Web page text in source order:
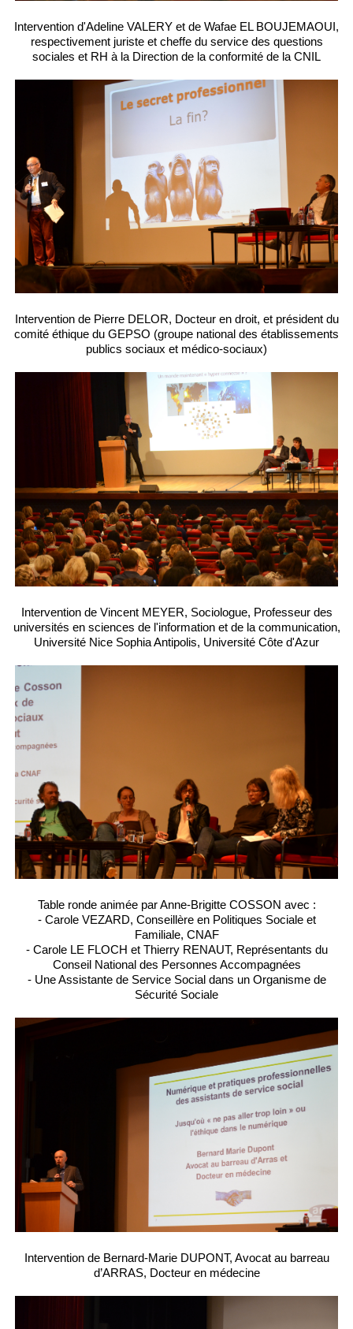
Intervention d'Adeline VALERY et de Wafae EL BOUJEMAOUI,
respectivement juriste et cheffe du service des questions
sociales et RH à la Direction de la conformité de la CNIL
Intervention de Pierre DELOR, Docteur en droit, et président du
comité éthique du GEPSO (groupe national des établissements
publics sociaux et médico-sociaux)
Intervention de Vincent MEYER, Sociologue, Professeur des
universités en sciences de l'information et de la communication,
Université Nice Sophia Antipolis, Université Côte d'Azur
Table ronde animée par Anne-Brigitte COSSON avec :
- Carole VEZARD, Conseillère en Politiques Sociale et
Familiale, CNAF
- Carole LE FLOCH et Thierry RENAUT, Représentants du
Conseil National des Personnes Accompagnées
- Une Assistante de Service Social dans un Organisme de
Sécurité Sociale
Intervention de Bernard-Marie DUPONT, Avocat au barreau
d’ARRAS, Docteur en médecine